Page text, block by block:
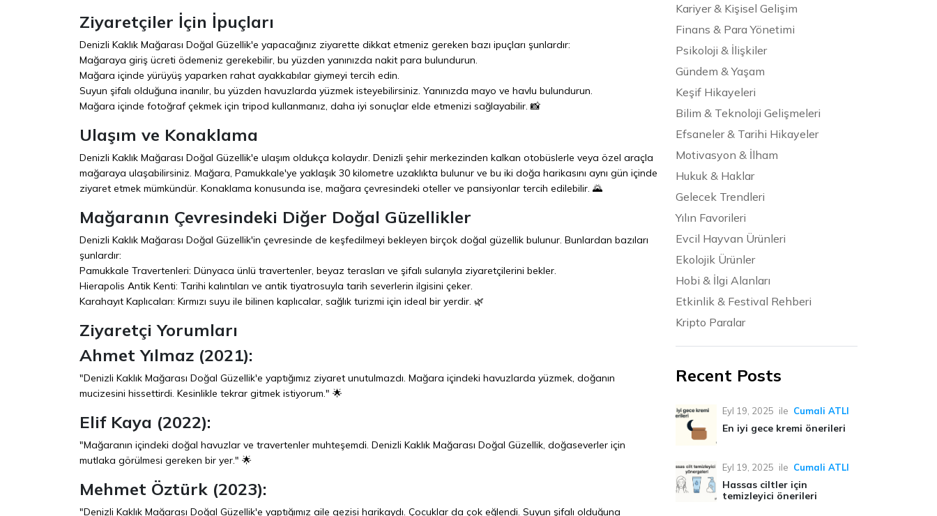
Ziyaretçiler İçin İpuçları
Denizli Kaklık Mağarası Doğal Güzellik'e yapacağınız ziyarette dikkat etmeniz gereken bazı ipuçları şunlardır:
Mağaraya giriş ücreti ödemeniz gerekebilir, bu yüzden yanınızda nakit para bulundurun.
Mağara içinde yürüyüş yaparken rahat ayakkabılar giymeyi tercih edin.
Suyun şifalı olduğuna inanılır, bu yüzden havuzlarda yüzmek isteyebilirsiniz. Yanınızda mayo ve havlu bulundurun.
Mağara içinde fotoğraf çekmek için tripod kullanmanız, daha iyi sonuçlar elde etmenizi sağlayabilir. 📸
Ulaşım ve Konaklama
Denizli Kaklık Mağarası Doğal Güzellik'e ulaşım oldukça kolaydır. Denizli şehir merkezinden kalkan otobüslerle veya özel araçla
mağaraya ulaşabilirsiniz. Mağara, Pamukkale'ye yaklaşık 30 kilometre uzaklıkta bulunur ve bu iki doğa harikasını aynı gün içinde
ziyaret etmek mümkündür. Konaklama konusunda ise, mağara çevresindeki oteller ve pansiyonlar tercih edilebilir. 🌄
Mağaranın Çevresindeki Diğer Doğal Güzellikler
Denizli Kaklık Mağarası Doğal Güzellik'in çevresinde de keşfedilmeyi bekleyen birçok doğal güzellik bulunur. Bunlardan bazıları
şunlardır:
Pamukkale Travertenleri: Dünyaca ünlü travertenler, beyaz terasları ve şifalı sularıyla ziyaretçilerini bekler.
Hierapolis Antik Kenti: Tarihi kalıntıları ve antik tiyatrosuyla tarih severlerin ilgisini çeker.
Karahayıt Kaplıcaları: Kırmızı suyu ile bilinen kaplıcalar, sağlık turizmi için ideal bir yerdir. 🌿
Ziyaretçi Yorumları
Ahmet Yılmaz (2021):
"Denizli Kaklık Mağarası Doğal Güzellik'e yaptığımız ziyaret unutulmazdı. Mağara içindeki havuzlarda yüzmek, doğanın
mucizesini hissettirdi. Kesinlikle tekrar gitmek istiyorum." 🌟
Elif Kaya (2022):
"Mağaranın içindeki doğal havuzlar ve travertenler muhteşemdi. Denizli Kaklık Mağarası Doğal Güzellik, doğaseverler için
mutlaka görülmesi gereken bir yer." 🌟
Mehmet Öztürk (2023):
"Denizli Kaklık Mağarası Doğal Güzellik'e yaptığımız aile gezisi harikaydı. Çocuklar da çok eğlendi. Suyun şifalı olduğuna
Kariyer & Kişisel Gelişim
Finans & Para Yönetimi
Psikoloji & İlişkiler
Gündem & Yaşam
Keşif Hikayeleri
Bilim & Teknoloji Gelişmeleri
Efsaneler & Tarihi Hikayeler
Motivasyon & İlham
Hukuk & Haklar
Gelecek Trendleri
Yılın Favorileri
Evcil Hayvan Ürünleri
Ekolojik Ürünler
Hobi & İlgi Alanları
Etkinlik & Festival Rehberi
Kripto Paralar
Recent Posts
Eyl 19, 2025 ile Cumali ATLI
En iyi gece kremi önerileri
Eyl 19, 2025 ile Cumali ATLI
Hassas ciltler için
temizleyici önerileri